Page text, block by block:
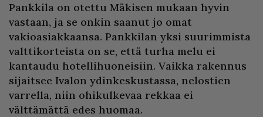
Pankkila on otettu Mäkisen mukaan hyvin
vastaan, ja se onkin saanut jo omat
vakioasiakkaansa. Pankkilan yksi suurimmista
valttikorteista on se, että turha melu ei
kantaudu hotellihuoneisiin. Vaikka rakennus
sijaitsee Ivalon ydinkeskustassa, nelostien
varrella, niin ohikulkevaa rekkaa ei
välttämättä edes huomaa.